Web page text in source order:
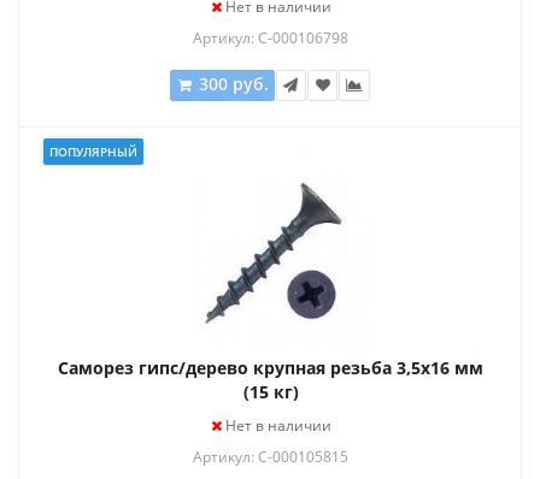
Нет в наличии
Артикул: С-000106798
300 руб.
ПОПУЛЯРНЫЙ
Саморез гипс/дерево крупная резьба 3,5х16 мм
(15 кг)
Нет в наличии
Артикул: С-000105815